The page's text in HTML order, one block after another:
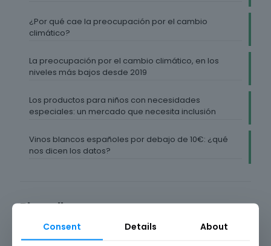
¿Por qué cae la preocupación por el cambio
climático?
La preocupación por el cambio climático, en los
niveles más bajos desde 2019
Los productos para niños con necesidades
especiales: un mercado que necesita inclusión
Vinos blancos españoles por debajo de 10€: ¿qué
nos dicen los datos?
Blogroll
Investigación de Mercados en España
Marketing directo
Consent Details About